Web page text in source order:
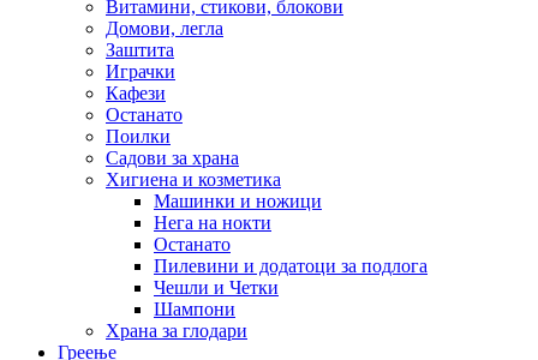
Витамини, стикови, блокови
Домови, легла
Заштита
Играчки
Кафези
Останато
Поилки
Садови за храна
Хигиена и козметика
Машинки и ножици
Нега на нокти
Останато
Пилевини и додатоци за подлога
Чешли и Четки
Шампони
Храна за глодари
Греење